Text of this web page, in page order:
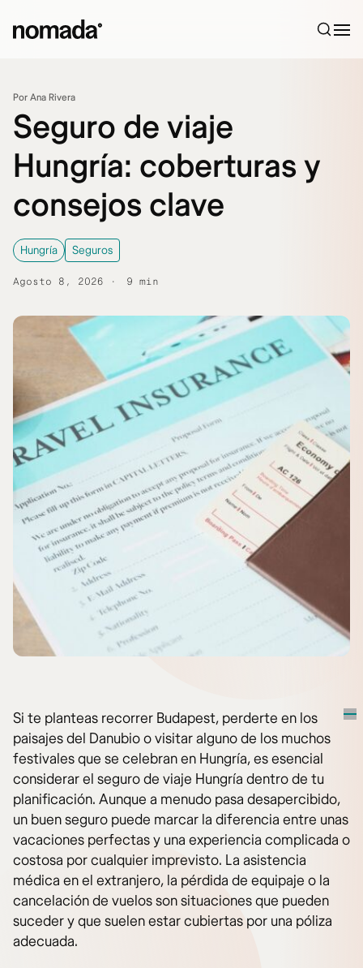
Por Ana Rivera
Seguro de viaje
Hungría: coberturas y
consejos clave
Hungría Seguros
Agosto 8, 2026 9 min
Si te planteas recorrer Budapest, perderte en los
paisajes del Danubio o visitar alguno de los muchos
festivales que se celebran en Hungría, es esencial
considerar el seguro de viaje Hungría dentro de tu
planificación. Aunque a menudo pasa desapercibido,
un buen seguro puede marcar la diferencia entre unas
vacaciones perfectas y una experiencia complicada o
costosa por cualquier imprevisto. La asistencia
médica en el extranjero, la pérdida de equipaje o la
cancelación de vuelos son situaciones que pueden
suceder y que suelen estar cubiertas por una póliza
adecuada.